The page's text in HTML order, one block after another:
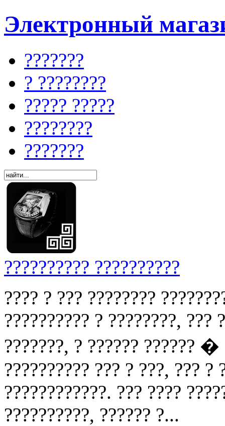
Электронный
???????
? ????????
????? ?????
????????
???????
?????????? ??????????
???? ? ??? ????????
?????????? ? ????????, ???
???????, ? ?????? ??????
?????????? ??? ? ???, ??? ?
????????????. ??? ????
??????????, ?????? ?...